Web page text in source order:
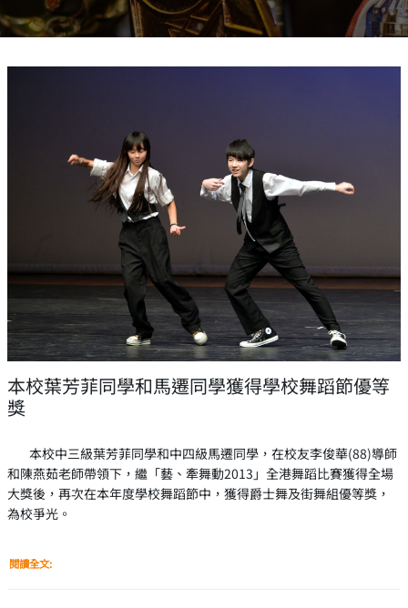
本校葉芳菲同學和馬遷同學獲得學校舞蹈節優等
獎
本校中三級葉芳菲同學和中四級馬遷同學，在校友李俊華(88)導師
和陳燕茹老師帶領下，繼「藝、牽舞動2013」全港舞蹈比賽獲得全場
大獎後，再次在本年度學校舞蹈節中，獲得爵士舞及街舞組優等獎，
為校爭光。
閱讀全文: